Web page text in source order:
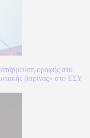
οροφής στο
βιτρίνας» στο ΕΣΥ